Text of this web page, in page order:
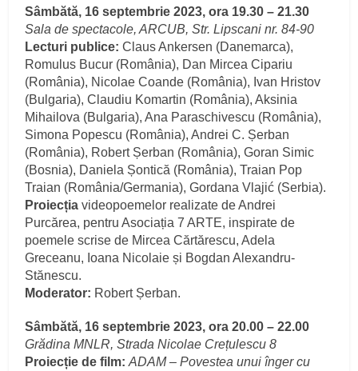
Sâmbătă, 16 septembrie 2023, ora 19.30 – 21.30
Sala de spectacole, ARCUB, Str. Lipscani nr. 84-90
Lecturi publice: Claus Ankersen (Danemarca),
Romulus Bucur (România), Dan Mircea Cipariu
(România), Nicolae Coande (România), Ivan Hristov
(Bulgaria), Claudiu Komartin (România), Aksinia
Mihailova (Bulgaria), Ana Paraschivescu (România),
Simona Popescu (România), Andrei C. Șerban
(România), Robert Șerban (România), Goran Simic
(Bosnia), Daniela Șontică (România), Traian Pop
Traian (România/Germania), Gordana Vlajić (Serbia).
Proiecția videopoemelor realizate de Andrei
Purcărea, pentru Asociația 7 ARTE, inspirate de
poemele scrise de Mircea Cărtărescu, Adela
Greceanu, Ioana Nicolaie și Bogdan Alexandru-
Stănescu.
Moderator: Robert Șerban.
Sâmbătă, 16 septembrie 2023, ora 20.00 – 22.00
Grădina MNLR, Strada Nicolae Crețulescu 8
Proiecție de film: ADAM – Povestea unui înger cu